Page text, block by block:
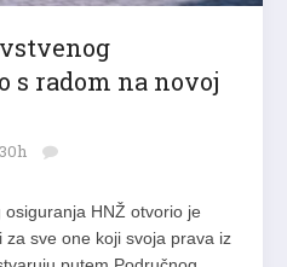
s radom na novoj
HNŽ otvorio je
sve one koji svoja prava iz